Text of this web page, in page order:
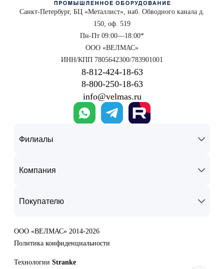
Санкт-Петербург, БЦ «Металлист», наб. Обводного канала д.
150, оф. 519
Пн-Пт 09:00—18:00*
ООО «ВЕЛМАС»
ИНН/КПП 7805642300/783901001
8‑812‑424‑18‑63
8‑800‑250‑18‑63
info@velmas.ru
Филиалы
Компания
Покупателю
ООО «ВЕЛМАС» 2014-2026
Политика конфиденциальности
Технологии Stranke